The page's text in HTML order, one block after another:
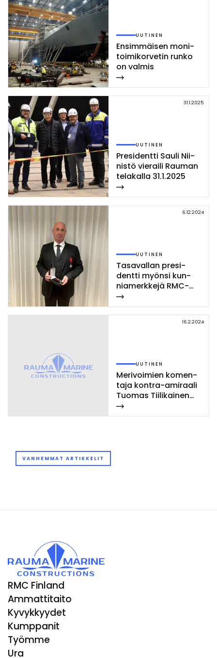
UUTINEN
En­sim­mäi­sen mo­ni­
toi­mi­kor­ve­tin run­ko
on val­mis
31.1.2025
UUTINEN
Pre­si­dent­ti Sau­li Nii­
nis­tö vie­rai­li Rau­man
te­la­kal­la 31.1.2025
6.12.2024
UUTINEN
Ta­sa­val­lan pre­si­
dent­ti myön­si kun­
nia­merk­ke­jä RMC-
läi­sil­le
16.2.2024
UUTINEN
Me­ri­voi­mien ko­men­
ta­ja kont­ra-ami­raa­li
Tuo­mas Tii­li­kai­nen
vie­rai­li RMC:lla
Artikkelien
VANHEMMAT ARTIKKELIT
RMC Finland
Ammattitaito
Kyvykkyydet
Kumppanit
Työmme
Ura